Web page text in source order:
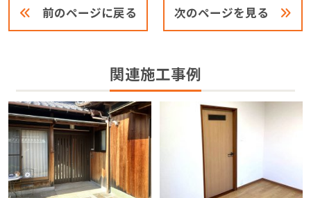
前のページに戻る 次のページを見る
関連施工事例